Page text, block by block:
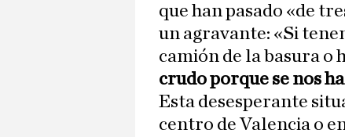
que han pasado «de
un agravante: «Si
camión de la basura o
crudo porque se nos
Esta desesperante
centro de Valencia o